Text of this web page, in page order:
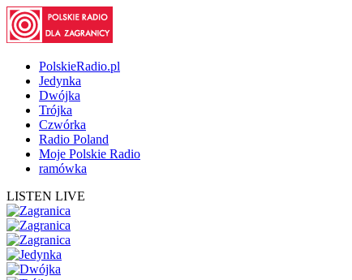
PolskieRadio.pl
Jedynka
Dwójka
Trójka
Czwórka
Radio Poland
Moje Polskie Radio
ramówka
LISTEN LIVE